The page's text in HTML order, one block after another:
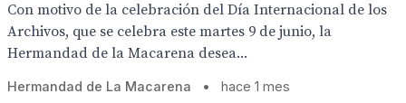
Con motivo de la celebración del Día Internacional de los
Archivos, que se celebra este martes 9 de junio, la
Hermandad de la Macarena desea...
Hermandad de La Macarena • hace 1 mes